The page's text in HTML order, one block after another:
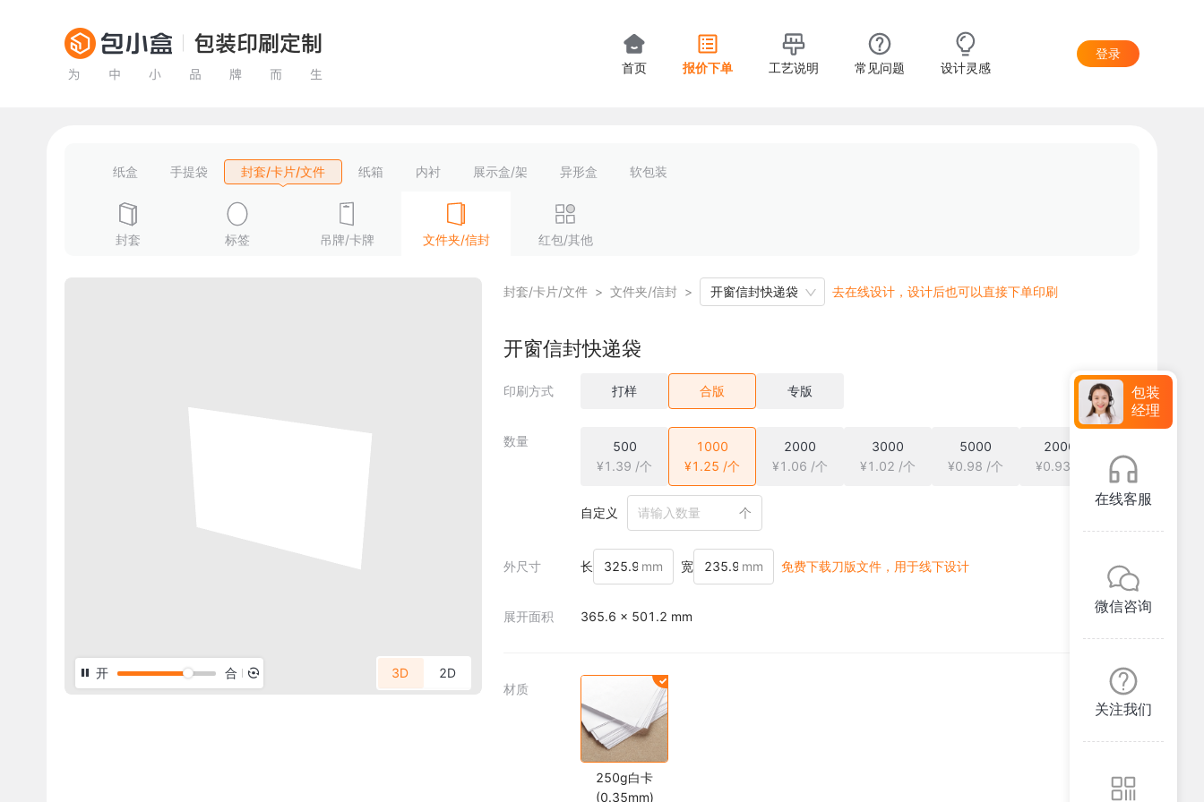
首页 报价下单 工艺说明 常见问题 设计灵感
登录
纸盒 手提袋 封套/卡片/文件 纸箱 内衬 展示盒/架 异形盒 软包装
封套 标签 吊牌/卡牌 文件夹/信封 红包/其他
开 合 3D 2D
封套/卡片/文件 > 文件夹/信封 > 开窗信封快递袋 去在线设计，设计后也可以直接下单印刷
开窗信封快递袋
印刷方式 打样 合版 专版
数量
500
¥1.39 /个
1000
¥1.25 /个
2000
¥1.06 /个
3000
¥1.02 /个
5000
¥0.98 /个
20000
¥0.93 /个
自定义 个
外尺寸 长 mm 宽 mm 免费下载刀版文件，用于线下设计
展开面积 365.6 × 501.2 mm
材质
250g白卡
(0.35mm)
包装
经理
在线客服
微信咨询
关注我们